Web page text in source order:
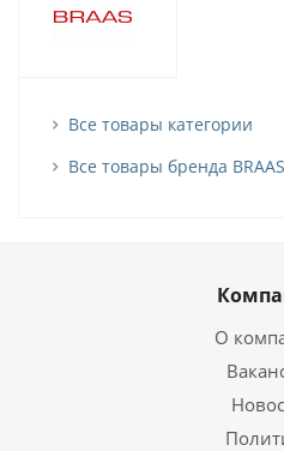
Все товары категории
Все товары бренда BRAAS
О